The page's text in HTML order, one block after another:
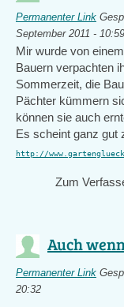
Permanenter Link
September 2011 - 10:59
Mir wurde von
Bauern verpachten
Sommerzeit, die
Pächter kümmern
können sie auch
Es scheint ganz gut
http://
Zum
Auch
Permanenter Link
20:32